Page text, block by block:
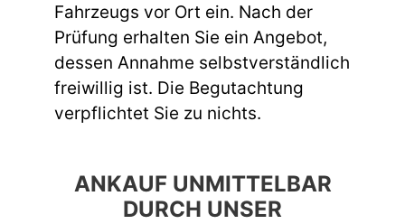
Fahrzeugs vor Ort ein. Nach der
Prüfung erhalten Sie ein Angebot,
dessen Annahme selbstverständlich
freiwillig ist. Die Begutachtung
verpflichtet Sie zu nichts.
ANKAUF UNMITTELBAR
DURCH UNSER